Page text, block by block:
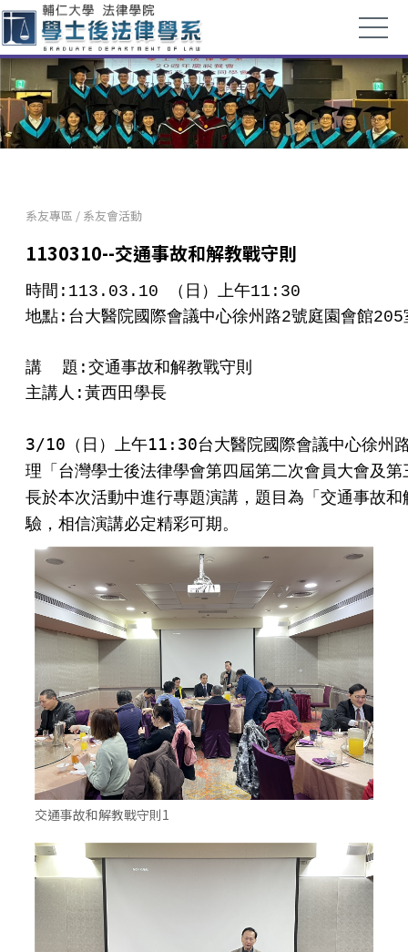
系友專區 / 系友會活動
1130310--交通事故和解教戰守則
時間:113.03.10 （日）上午11:30
地點:台大醫院國際會議中心徐州路2號庭園會館
講  題:交通事故和解教戰守則
主講人:黃西田學長
3/10（日）上午11:30台大醫院國際會議中心徐州
理「台灣學士後法律學會第四屆第二次會員大會及
長於本次活動中進行專題演講，題目為「交通事故
驗，相信演講必定精彩可期。
交通事故和解教戰守則1